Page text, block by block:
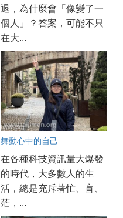
退，為什麼會「像變了一
個人」？答案，可能不只
在大...
舞動心中的自己
在各種科技資訊量大爆發
的時代，大多數人的生
活，總是充斥著忙、盲、
茫，...